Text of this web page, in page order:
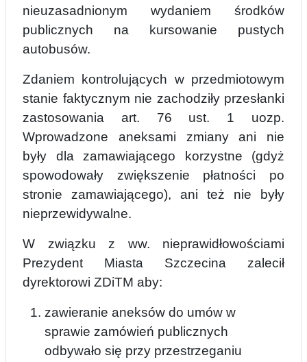
nieuzasadnionym wydaniem środków
publicznych na kursowanie pustych
autobusów.
Zdaniem kontrolujących w przedmiotowym
stanie faktycznym nie zachodziły przesłanki
zastosowania art. 76 ust. 1 uozp.
Wprowadzone aneksami zmiany ani nie
były dla zamawiającego korzystne (gdyż
spowodowały zwiększenie płatności po
stronie zamawiającego), ani też nie były
nieprzewidywalne.
W związku z ww. nieprawidłowościami
Prezydent Miasta Szczecina zalecił
dyrektorowi ZDiTM aby:
zawieranie aneksów do umów w
sprawie zamówień publicznych
odbywało się przy przestrzeganiu